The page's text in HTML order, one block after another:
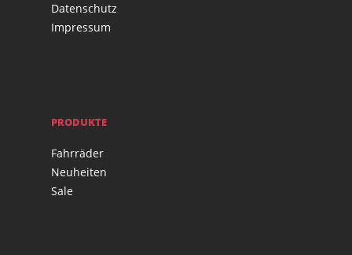
Datenschutz
Impressum
PRODUKTE
Fahrräder
Neuheiten
Sale